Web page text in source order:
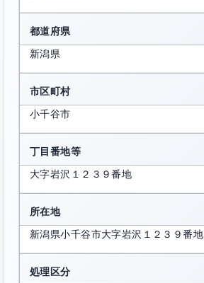
都道府県
新潟県
市区町村
小千谷市
丁目番地等
大字岩沢１２３９番地
所在地
新潟県小千谷市大字岩沢１２３９番地
処理区分